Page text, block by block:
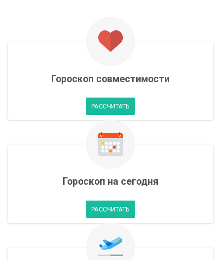
Гороскоп совместимости
РАССЧИТАТЬ
Гороскоп на сегодня
РАССЧИТАТЬ